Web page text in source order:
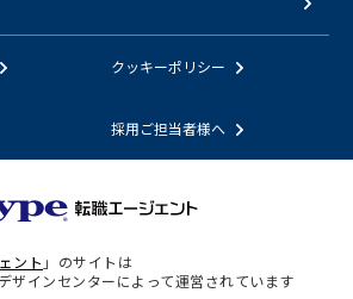
クッキーポリシー
採用ご担当者様へ
ント 」のサイトは
ザインセンターによって運営されています